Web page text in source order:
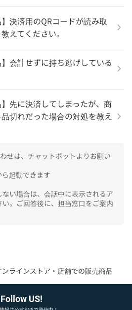
】決済用のQRコードが読み取
えてください。
】会計せずに持ち逃げしている
】先に決済してしまったが、商
切れだった場合の対処を教え
せは、チャットボットよりお願い
起動できます
い場合は、会話中に表示されるア
。ご回答後に、担当窓口をご案内
ンラインストア・店舗での販売商品
Follow US!